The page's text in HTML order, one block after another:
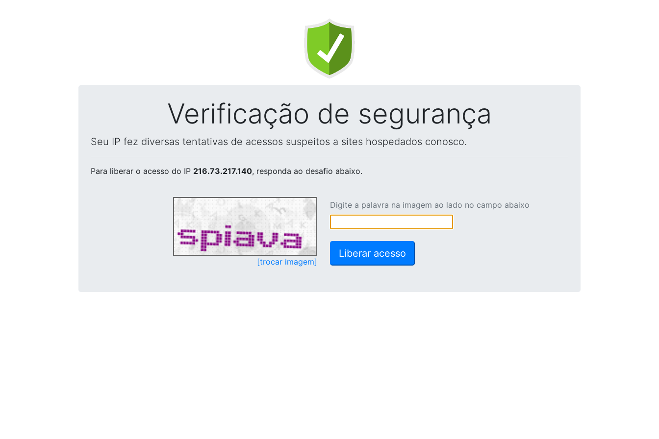
Verificação de segurança
Seu IP fez diversas tentativas de acessos suspeitos a sites hospedados conosco.
Para liberar o acesso do IP 216.73.217.140, responda ao desafio abaixo.
[trocar imagem]
Digite a palavra na imagem ao lado no campo abaixo